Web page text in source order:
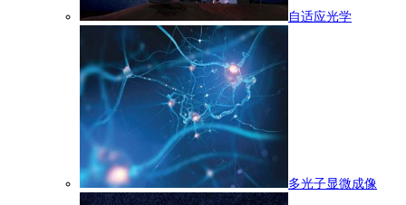
自适应光学
多光子显微成像